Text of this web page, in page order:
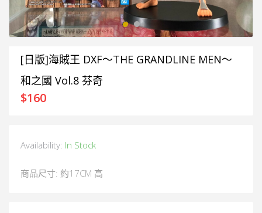
[日版]海賊王 DXF～THE GRANDLINE MEN～
和之國 Vol.8 芬奇
$160
Availability: In Stock
商品尺寸: 約17CM 高